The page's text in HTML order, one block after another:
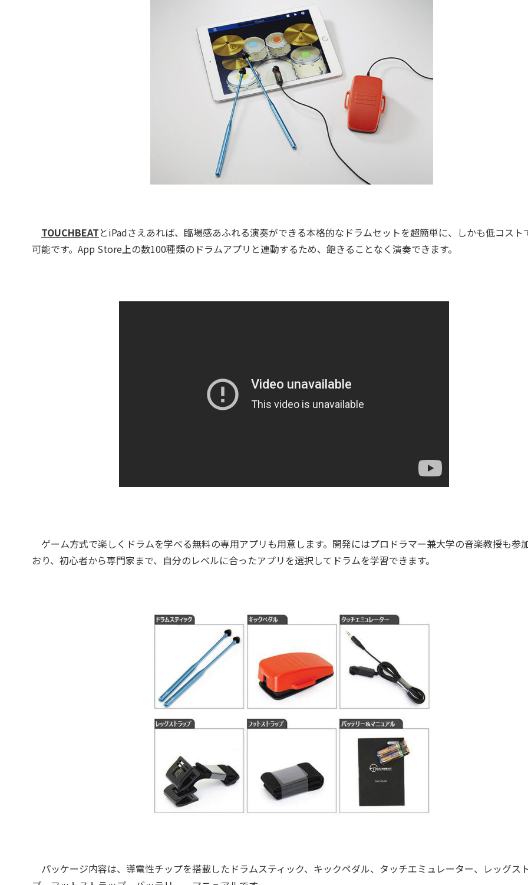
TOUCHBEATとiPadさえあれば、臨場感あふれる演奏ができる本格的なドラムセットを超簡単に、しかも低コスト
可能です。App Store上の数100種類のドラムアプリと連動するため、飽きることなく演奏できます。
ゲーム方式で楽しくドラムを学べる無料の専用アプリも用意します。開発にはプロドラマー兼大学の音楽教授も参
おり、初心者から専門家まで、自分のレベルに合ったアプリを選択してドラムを学習できます。
パッケージ内容は、導電性チップを搭載したドラムスティック、キックペダル、タッチエミュレーター、レッグス